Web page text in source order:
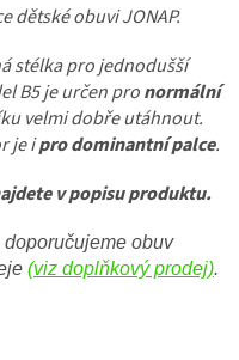
dětské obuvi JONAP.
stélka pro jednodušší
B5 je určen pronormální
velmi dobře utáhnout.
je ipro dominantní palce.
v popisu produktu.
obuv
(viz doplňkový prodej).